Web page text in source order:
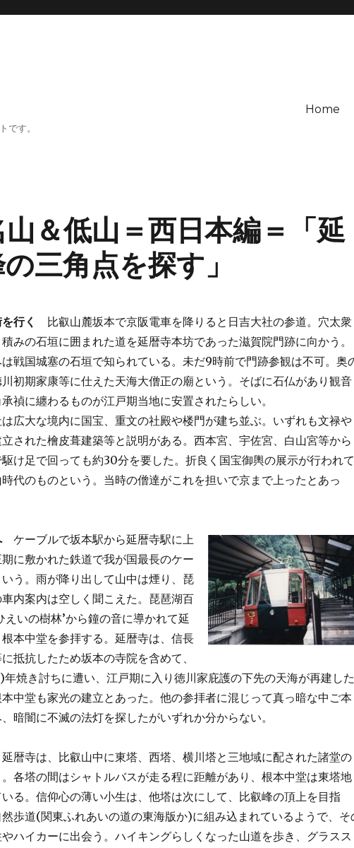
す。
Home
＆低山＝西日本編＝「延
三角点を探す」
行く
比叡山麓坂本で京阪電車を降りると日吉大社の参道。穴太衆
積みの石垣に囲まれた道を延暦寺本坊であった滋賀院門跡に向かう。
戦国城塞の石垣で知られている。未だ9時前で門跡参観は不可。奥
初期家康等に仕えた天海大僧正の廟という。そばに石仏があり観音
禎に纏わるものが江戸期当地に安置されたらしい。
広大な境内に国宝、重文の社殿や楼門が建ち並ぶ。いずれも文禄や
された檜皮葺建築等と説明がある。西本宮、宇佐宮、白山宮等から
け足で回っても約30分を要した。折良く国宝御輿の展示が行われて
代のものという。当時の僧達がこれを担いで京まで上ったとあっ
ケーブルで坂本駅から延暦寺駅に上
に敷かれた鉄道で我が国最長のケー
う。雨が降り出して山中は煙り、琵
内案内は空しく聞こえた。琵琶湖百
えいの樹林’から鐘の音に導かれて延
本中堂を参拝する。延暦寺は、信長
抵抗したため坂本の寺院を含めて、
年焼き討ちに遭い、江戸期に入り徳川家庇護の下先の天海が再建した
中堂も家光の建立とあった。他の参拝者に混じって真っ暗な中ご本
暗闇に不滅の法灯を探したがいずれか分からない。
暦寺は、比叡山中に東塔、西塔、横川塔と三地域に配された諸堂の
各塔の間はシャトルバスが走る程に距離があり、根本中堂は東塔地
る。信仰心の薄い小生は、他塔は次にして、比叡峰の頂上を目指
歩道(関東ふれあいの道の東海版か)に組み込まれているようで、そ
ハイカーに出会う。ハイキングらしくなった山道を歩き、グラスス